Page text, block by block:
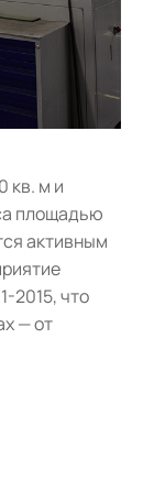
кв. м и
площадью
активным
2015, что
— от